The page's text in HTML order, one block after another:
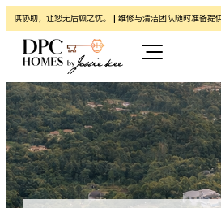
协助，让您无后顾之忧。 | 维修与清洁团队随时准备提供